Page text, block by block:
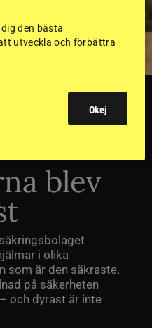
blev
i olika
som är den säkraste.
på säkerheten
och dyrast är inte
den bästa
utveckla och förbättra
Okej